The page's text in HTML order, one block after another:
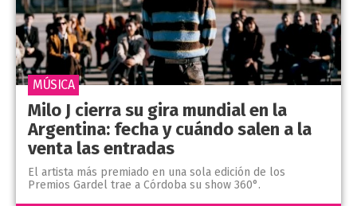
Milo J cierra su gira mundial en la
Argentina: fecha y cuándo salen a la
venta las entradas
El artista más premiado en una sola edición de los
Premios Gardel trae a Córdoba su show 360°.
MÚSICA